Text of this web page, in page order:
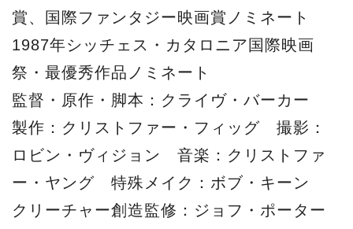
賞、国際ファンタジー映画賞ノミネート
1987年シッチェス・カタロニア国際映画
祭・最優秀作品ノミネート
監督・原作・脚本：クライヴ・バーカー
製作：クリストファー・フィッグ 撮影：
ロビン・ヴィジョン 音楽：クリストファ
ー・ヤング 特殊メイク：ボブ・キーン
クリーチャー創造監修：ジョフ・ポーター